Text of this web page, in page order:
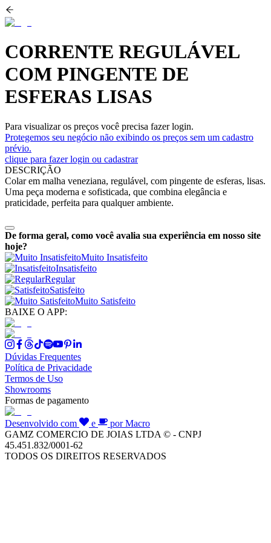
CORRENTE REGULÁVEL
COM PINGENTE DE
ESFERAS LISAS
Para visualizar os preços você precisa fazer login.
Protegemos seu negócio não exibindo os preços sem um cadastro
prévio.
clique para fazer login ou cadastrar
DESCRIÇÃO
Colar em malha veneziana, regulável, com pingente de esferas, lisas.
Uma peça moderna e sofisticada, que combina elegância e
praticidade, perfeita para qualquer ambiente.
De forma geral, como você avalia sua experiência em nosso site
hoje?
Muito Insatisfeito
Insatisfeito
Regular
Satisfeito
Muito Satisfeito
BAIXE O APP:
Dúvidas Frequentes
Política de Privacidade
Termos de Uso
Showrooms
Formas de pagamento
Desenvolvido com e
por Macro
GAMZ COMERCIO DE JOIAS LTDA © - CNPJ
45.451.832/0001-62
TODOS OS DIREITOS RESERVADOS